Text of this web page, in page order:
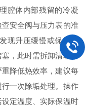
体内部残留的冷凝
安全阀与压力表的准
现升压缓慢或保压泄
，此时需拆卸清理。
降低热效率，建议每
一次除垢处理。操作
定温度、实际保温时